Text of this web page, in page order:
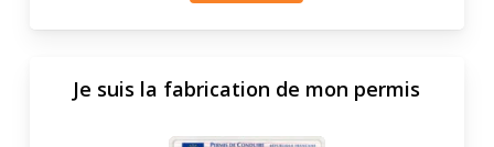
Je suis la fabrication de mon permis